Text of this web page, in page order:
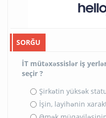
SORĞU
İT mütəxəssislər iş
seçir ?
Şirkətin yüksək
İşin, layihənin